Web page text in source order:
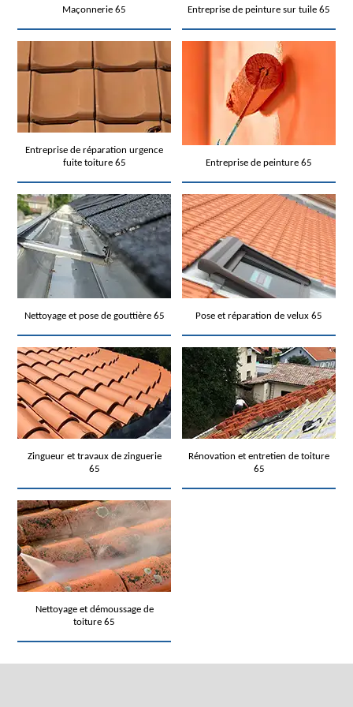
Maçonnerie 65 Entreprise de peinture sur tuile 65
Entreprise de réparation urgence
fuite toiture 65
Entreprise de peinture 65
Nettoyage et pose de gouttière 65 Pose et réparation de velux 65
Zingueur et travaux de zinguerie
65
Rénovation et entretien de toiture
65
Nettoyage et démoussage de
toiture 65